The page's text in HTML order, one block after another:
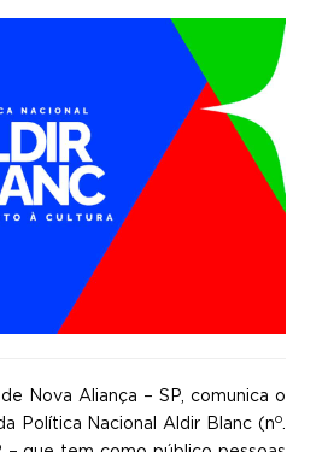
Nova Aliança – SP, comunica o
Política Nacional Aldir Blanc (no.